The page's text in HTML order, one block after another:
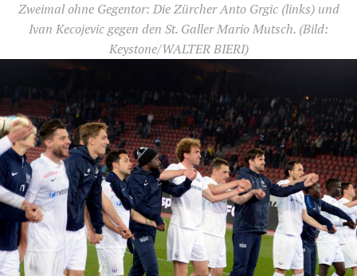
Zweimal ohne Gegentor: Die Zürcher Anto Grgic (links) und
Ivan Kecojevic gegen den St. Galler Mario Mutsch. (Bild:
Keystone/WALTER BIERI)